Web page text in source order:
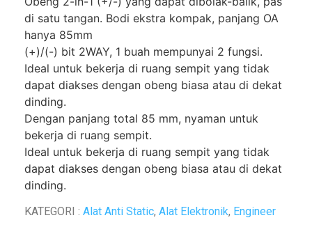
di satu tangan. Bodi ekstra kompak, panjang OA
hanya 85mm
(+)/(-) bit 2WAY, 1 buah mempunyai 2 fungsi.
Ideal untuk bekerja di ruang sempit yang tidak
dapat diakses dengan obeng biasa atau di dekat
dinding.
Dengan panjang total 85 mm, nyaman untuk
bekerja di ruang sempit.
Ideal untuk bekerja di ruang sempit yang tidak
dapat diakses dengan obeng biasa atau di dekat
dinding.
KATEGORI : Alat Anti Static, Alat Elektronik, Engineer